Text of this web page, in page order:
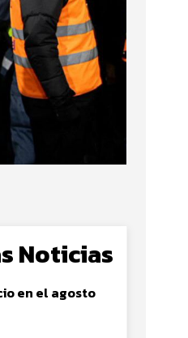
Noticias
en el agosto